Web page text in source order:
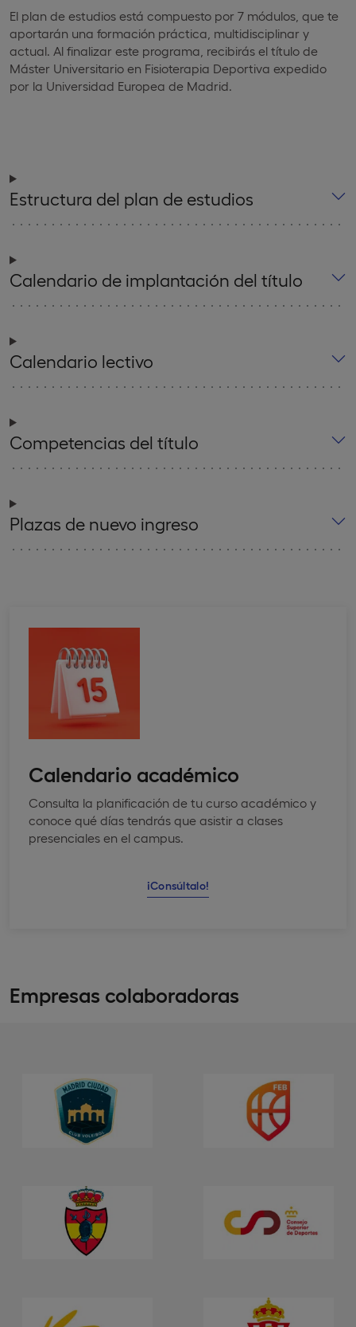
El plan de estudios está compuesto por 7 módulos, que te
aportarán una formación práctica, multidisciplinar y
actual. Al finalizar este programa, recibirás el título de
Máster Universitario en Fisioterapia Deportiva expedido
por la Universidad Europea de Madrid.
Estructura del plan de estudios
Calendario de implantación del título
Calendario lectivo
Competencias del título
Plazas de nuevo ingreso
Calendario académico
Consulta la planificación de tu curso académico y
conoce qué días tendrás que asistir a clases
presenciales en el campus.
¡Consúltalo!
Empresas colaboradoras